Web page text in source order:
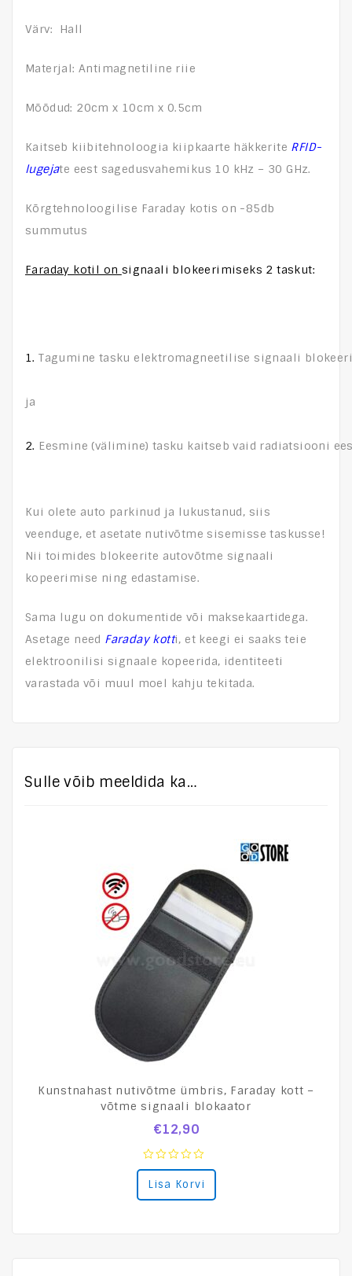
Värv: Hall
Materjal: Antimagnetiline riie
Mõõdud: 20cm x 10cm x 0.5cm
Kaitseb kiibitehnoloogia kiipkaarte häkkerite RFID-
lugejate eest sagedusvahemikus 10 kHz – 30 GHz.
Kõrgtehnoloogilise Faraday kotis on -85db
summutus
Faraday kotil on signaali blokeerimiseks 2 taskut:
1. Tagumine tasku elektromagneetilise signaali
ja
2. Eesmine (välimine) tasku kaitseb vaid radiatsiooni
Kui olete auto parkinud ja lukustanud, siis
veenduge, et asetate nutivõtme sisemisse taskusse!
Nii toimides blokeerite autovõtme signaali
kopeerimise ning edastamise.
Sama lugu on dokumentide või maksekaartidega.
Asetage need Faraday kotti, et keegi ei saaks teie
elektroonilisi signaale kopeerida, identiteeti
varastada või muul moel kahju tekitada.
Sulle võib meeldida ka…
Kunstnahast nutivõtme ümbris, Faraday kott –
võtme signaali blokaator
€12,90
0
out
of
Lisa Korvi